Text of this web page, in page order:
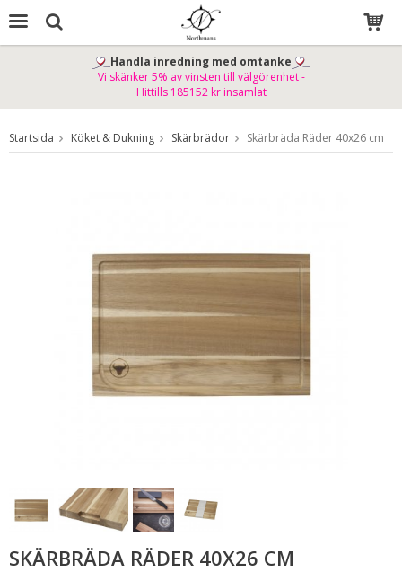
Produkten har blivit tillagd i varukorgen
Handla inredning med omtanke
Vi skänker 5% av vinsten till välgörenhet -
Hittills 185152 kr insamlat
Startsida Köket & Dukning Skärbrädor Skärbräda Räder 40x26 cm
SKÄRBRÄDA RÄDER 40X26 CM